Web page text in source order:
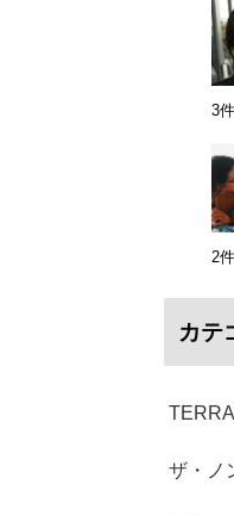
3
2
カテ
ザ・ノ